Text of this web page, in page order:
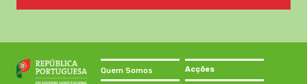
Quem Somos Acções